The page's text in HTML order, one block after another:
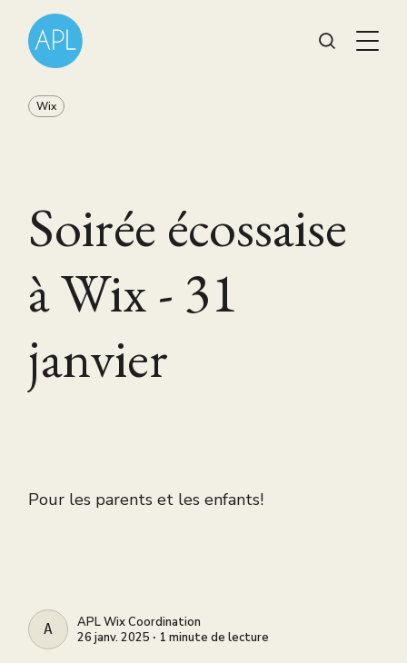
Wix
Soirée écossaise
à Wix - 31
janvier
Pour les parents et les enfants!
APL WIX COORDINATION
APL Wix Coordination
26 janv. 2025 ∙ 1 minute de lecture